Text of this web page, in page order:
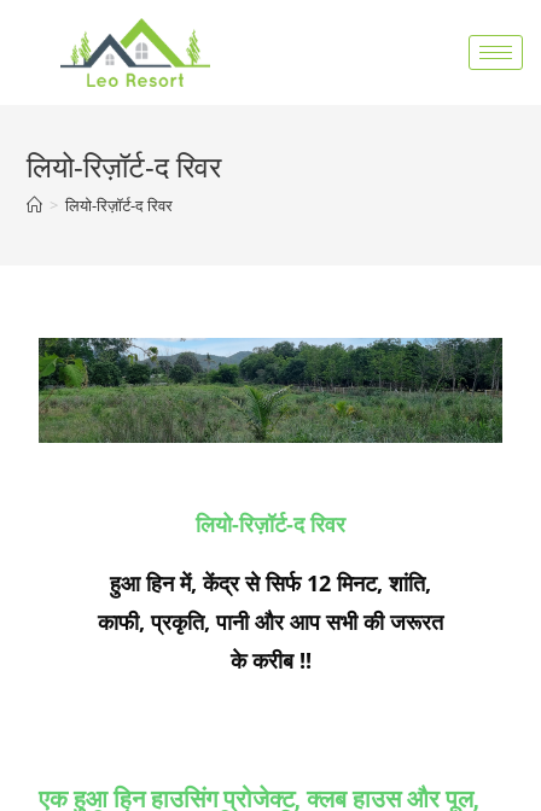
लियो-रिज़ॉर्ट-द रिवर
> लियो-रिज़ॉर्ट-द रिवर
लियो-रिज़ॉर्ट-द रिवर
हुआ हिन में, केंद्र से सिर्फ 12 मिनट, शांति,
काफी, प्रकृति, पानी और आप सभी की जरूरत
के करीब !!
एक हुआ हिन हाउसिंग प्रोजेक्ट, क्लब हाउस और पूल,